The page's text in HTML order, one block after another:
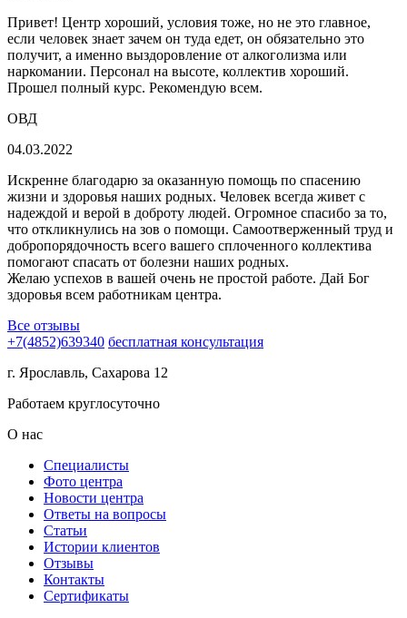
Привет! Центр хороший, условия тоже, но не это главное,
если человек знает зачем он туда едет, он обязательно это
получит, а именно выздоровление от алкоголизма или
наркомании. Персонал на высоте, коллектив хороший.
Прошел полный курс. Рекомендую всем.
ОВД
04.03.2022
Искренне благодарю за оказанную помощь по спасению
жизни и здоровья наших родных. Человек всегда живет с
надеждой и верой в доброту людей. Огромное спасибо за то,
что откликнулись на зов о помощи. Самоотверженный труд и
добропорядочность всего вашего сплоченного коллектива
помогают спасать от болезни наших родных.
Желаю успехов в вашей очень не простой работе. Дай Бог
здоровья всем работникам центра.
Все отзывы
+7(4852)639340 бесплатная консультация
г. Ярославль, Сахарова 12
Работаем круглосуточно
О нас
Специалисты
Фото центра
Новости центра
Ответы на вопросы
Статьи
Истории клиентов
Отзывы
Контакты
Сертификаты